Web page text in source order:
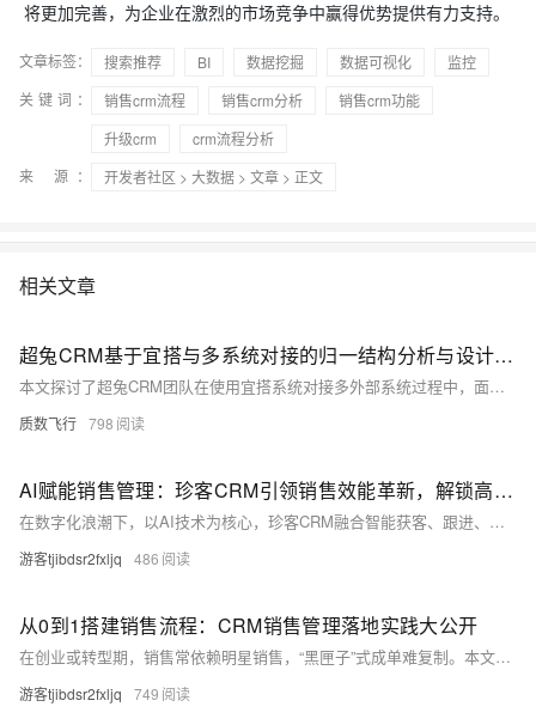
将更加完善，为企业在激烈的市场竞争中赢得优势提供有力支持。
文章标签： 搜索推荐 BI 数据挖掘 数据可视化
监控
关键词：
销售crm流程 销售crm分析
销售crm功能
升级crm
crm流程分析
来 源：
开发者社区 > 大数据 > 文章 > 正文
相关文章
超兔CRM基于宜搭与多系统对接的归一结构分析与设计思考
本文探讨了超兔CRM团队在使用宜搭系统对接多外部系统过程中，面临的系统耦合高、接口冗余、维护成本上升等问题，提出通过引入中间表结构与业务对象模型抽象，实现接口归一化设计。该方案有效降低系统依赖，提升数据交互标准化程度，显著提高开发与维护效率，支撑业务长期扩展。
质数飞行 798
AI赋能销售管理：珍客CRM引领销售效能革新，解锁高效增长
在数字化浪潮下，以AI技术为核心，珍客CRM融合智能获客、跟进、客户管理与数据复盘，赋能企业实现销售全流程智能化升级，助力突破增长瓶颈，引领AI时代销售新变革。
游客tjibdsr2fxljq 486
从0到1搭建销售流程：CRM销售管理落地实践大公开
在创业或转型期，销售常依赖明星销售，“黑匣子”式成单难复制。本文教你用珍客CRM从0到1搭建标准化销售流程，提升可预测性、可复制性与协同效率，实现销售流程科学化、数据化、自动化，助力规模化增长。
游客tjibdsr2fxljq 749